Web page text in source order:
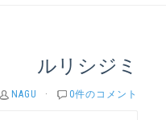
ルリシジミ
NAGU · 0件のコメント